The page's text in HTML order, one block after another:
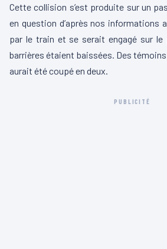
Cette collision s’est produite sur un
en question d’après nos informations
par le train et se serait engagé sur le
barrières étaient baissées. Des
aurait été coupé en deux.
PUBLICITÉ